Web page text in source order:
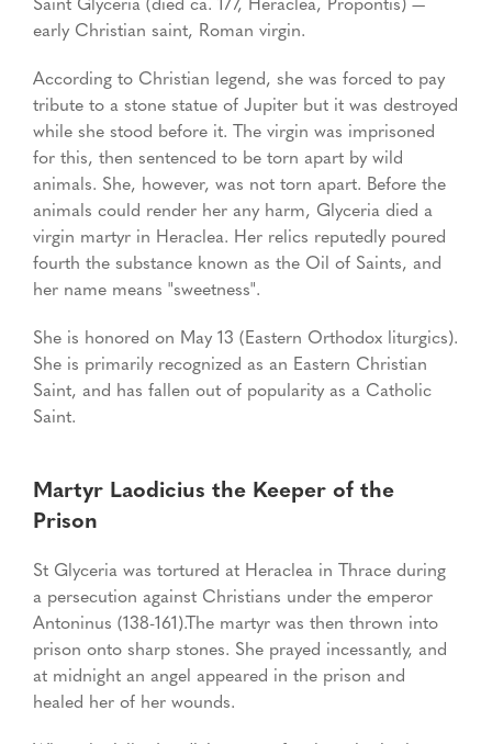
early Christian saint, Roman virgin.
According to Christian legend, she was forced to pay
tribute to a stone statue of Jupiter but it was destroyed
while she stood before it. The virgin was imprisoned
for this, then sentenced to be torn apart by wild
animals. She, however, was not torn apart. Before the
animals could render her any harm, Glyceria died a
virgin martyr in Heraclea. Her relics reputedly poured
fourth the substance known as the Oil of Saints, and
her name means "sweetness".
She is honored on May 13 (Eastern Orthodox liturgics).
She is primarily recognized as an Eastern Christian
Saint, and has fallen out of popularity as a Catholic
Saint.
Martyr Laodicius the Keeper of the
Prison
St Glyceria was tortured at Heraclea in Thrace during
a persecution against Christians under the emperor
Antoninus (138-161).The martyr was then thrown into
prison onto sharp stones. She prayed incessantly, and
at midnight an angel appeared in the prison and
healed her of her wounds.